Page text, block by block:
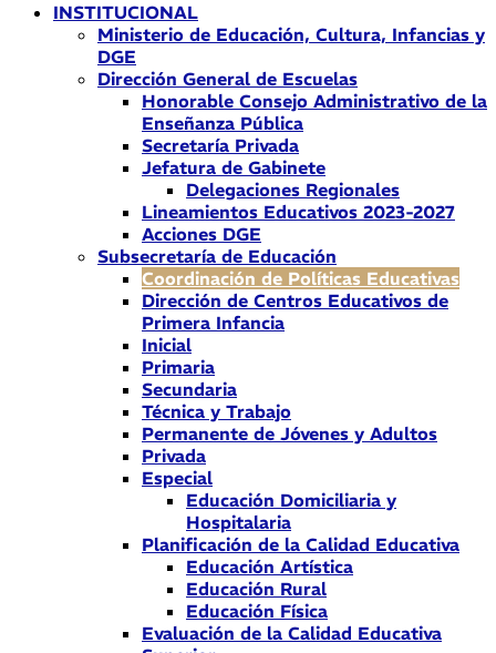
INSTITUCIONAL
Ministerio de Educación, Cultura, Infancias y
DGE
Dirección General de Escuelas
Honorable Consejo Administrativo de la
Enseñanza Pública
Secretaría Privada
Jefatura de Gabinete
Delegaciones Regionales
Lineamientos Educativos 2023-2027
Acciones DGE
Subsecretaría de Educación
Coordinación de Políticas Educativas
Dirección de Centros Educativos de
Primera Infancia
Inicial
Primaria
Secundaria
Técnica y Trabajo
Permanente de Jóvenes y Adultos
Privada
Especial
Educación Domiciliaria y
Hospitalaria
Planificación de la Calidad Educativa
Educación Artística
Educación Rural
Educación Física
Evaluación de la Calidad Educativa